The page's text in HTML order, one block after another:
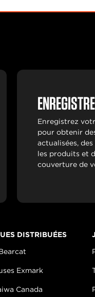
Enregistrez
pour obtenir
actualisées,
les produits et
couverture de
DISTRIBUÉES
Exmark
Canada